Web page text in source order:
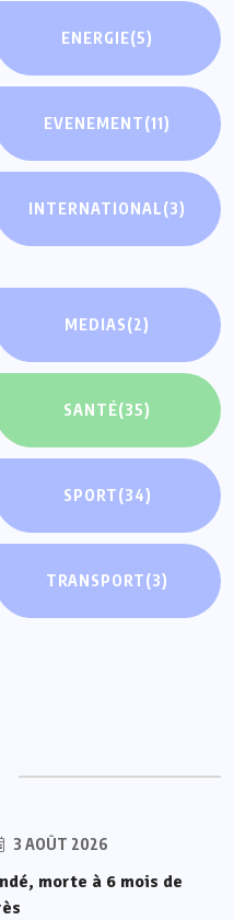
ENERGIE(5)
EVENEMENT(11)
INTERNATIONAL(3)
MEDIAS(2)
SANTÉ(35)
SPORT(34)
TRANSPORT(3)
3 AOÛT 2026
morte à 6 mois de